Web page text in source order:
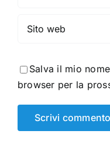
Salva il mio
browser per la